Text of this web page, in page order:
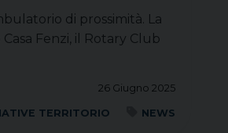
di prossimità. La
Fenzi, il Rotary Club
26 Giugno 2025
TERRITORIO NEWS